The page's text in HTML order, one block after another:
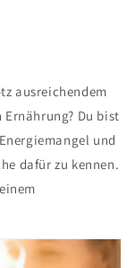
ausreichendem
Du bist
und
dafür zu kennen.